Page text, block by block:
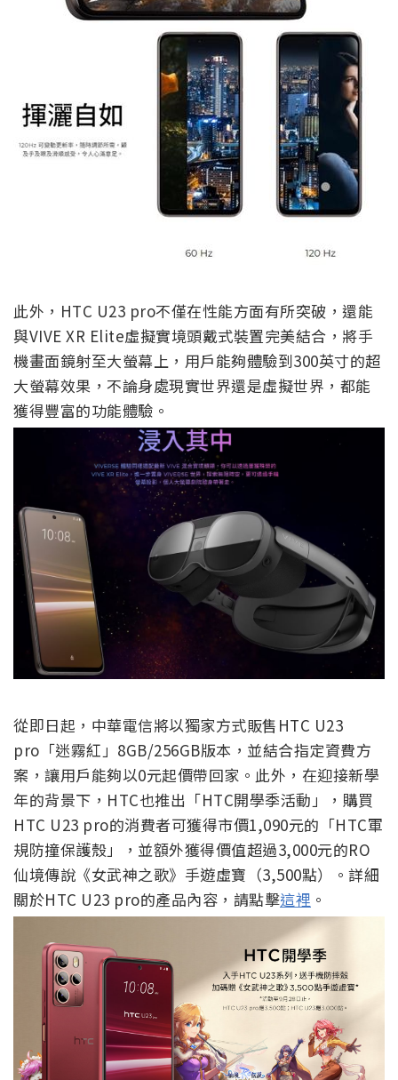
此外，HTC U23 pro不僅在性能方面有所突破，還能
與VIVE XR Elite虛擬實境頭戴式裝置完美結合，將手
機畫面鏡射至大螢幕上，用戶能夠體驗到300英寸的超
大螢幕效果，不論身處現實世界還是虛擬世界，都能
獲得豐富的功能體驗。
從即日起，中華電信將以獨家方式販售HTC U23
pro「迷霧紅」8GB/256GB版本，並結合指定資費方
案，讓用戶能夠以0元起價帶回家。此外，在迎接新學
年的背景下，HTC也推出「HTC開學季活動」，購買
HTC U23 pro的消費者可獲得市價1,090元的「HTC軍
規防撞保護殼」，並額外獲得價值超過3,000元的RO
仙境傳說《女武神之歌》手遊虛寶（3,500點）。詳細
關於HTC U23 pro的產品內容，請點擊這裡 。